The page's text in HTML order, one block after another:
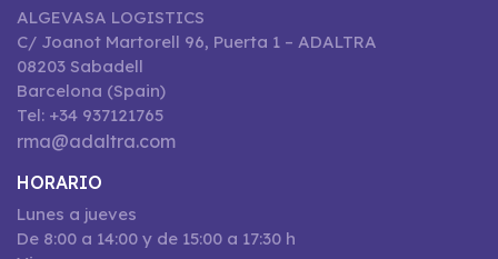
ALGEVASA LOGISTICS
C/ Joanot Martorell 96, Puerta 1 – ADALTRA
08203 Sabadell
Barcelona (Spain)
Tel: +34 937121765
rma@adaltra.com
HORARIO
Lunes a jueves
De 8:00 a 14:00 y de 15:00 a 17:30 h